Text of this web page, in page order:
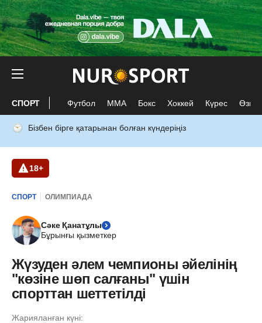
СПОРТ Футбол ММА Бокс Хоккей Күрес Өзге
Бізбен бірге қатарынан болған күндеріңіз
18+
СПОРТ ОЛИМПИАДА
Сәке Қанатұлы
Бұрынғы қызметкер
Жүзуден әлем чемпионы әйелінің
"көзіне шөп салғаны" үшін
спорттан шеттетілді
Жарияланған күні: